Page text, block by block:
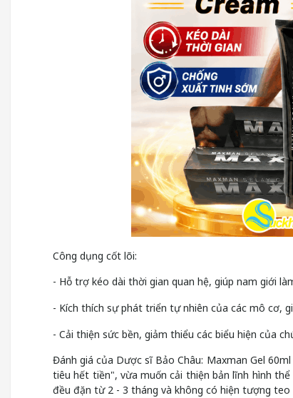
Công dụng cốt lõi:
- Hỗ trợ kéo dài thời gian quan hệ, giúp nam giới
- Kích thích sự phát triển tự nhiên của các mô cơ,
- Cải thiện sức bền, giảm thiểu các biểu hiện của
Đánh giá của Dược sĩ Bảo Châu: Maxman Gel
tiêu hết tiền", vừa muốn cải thiện bản lĩnh hình
đều đặn từ 2 - 3 tháng và không có hiện tượng teo